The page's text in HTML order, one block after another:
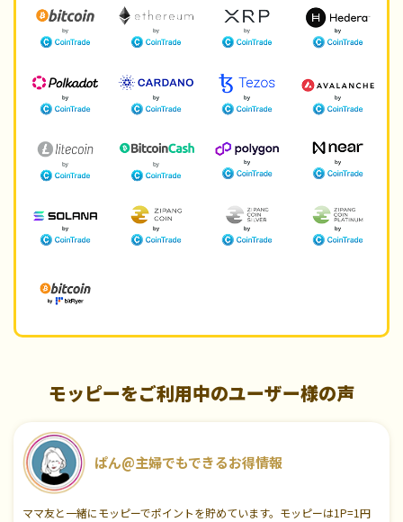
モッピーをご利用中のユーザー様の声
ぱん@主婦でもできるお得情報
ママ友と一緒にモッピーでポイントを貯めています。モッピーは1P=1円